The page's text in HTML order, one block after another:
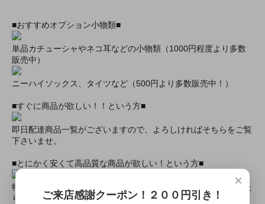
■おすすめオプション小物類■
単品カチューシャやネコ耳などの小物類（1000円程度より多数
販売中）
ニーハイソックス、タイツなど（500円より多数販売中！）
■すぐに商品が欲しい！！という方■
即日配達商品一覧がございますので、よろしければそちらをご覧
下さいませ。
■とにかく安くて高品質な商品が欲しい！という方■
特別割引商品を掲載しています！最大８０％引きの商品もあった
りします！
×
ご来店感謝クーポン！２００円引き！